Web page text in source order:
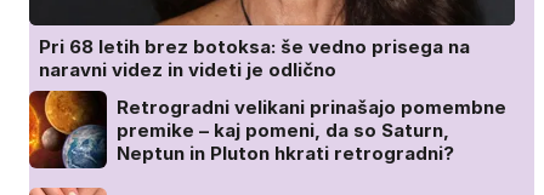
Pri 68 letih brez botoksa: še vedno prisega na
naravni videz in videti je odlično
Retrogradni velikani prinašajo pomembne
premike – kaj pomeni, da so Saturn,
Neptun in Pluton hkrati retrogradni?